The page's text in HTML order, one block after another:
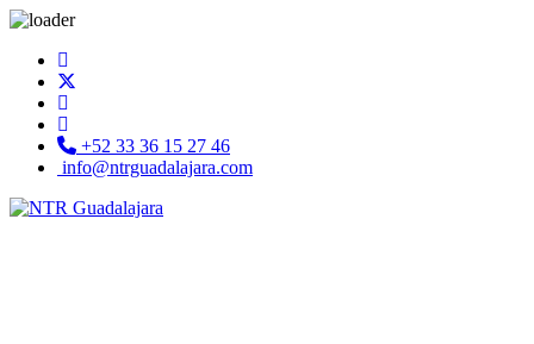
+52 33 36 15 27 46
info@ntrguadalajara.com